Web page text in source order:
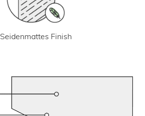
Seidenmattes Finish